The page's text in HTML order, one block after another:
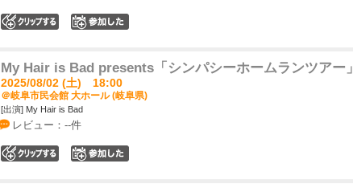
My Hair is Bad presents「シンパシーホームランツアー」
2025/08/02 (土) 18:00
＠岐阜市民会館 大ホール (岐阜県)
[出演] My Hair is Bad
レビュー：--件